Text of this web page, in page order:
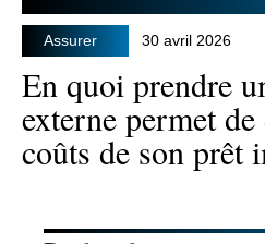
Assurer 30 avril 2026
En quoi prendre
externe permet
coûts de son prêt